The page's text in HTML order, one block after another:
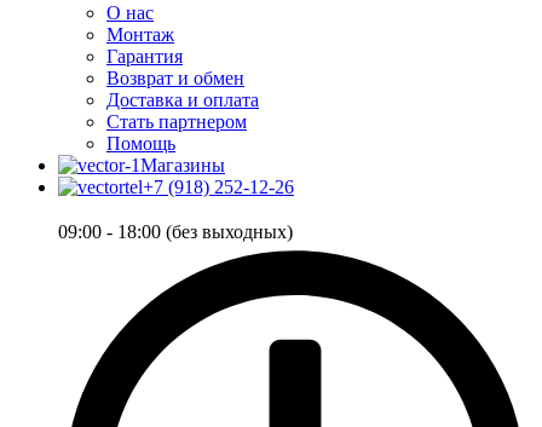
О нас
Монтаж
Гарантия
Возврат и обмен
Доставка и оплата
Стать партнером
Помощь
Магазины
+7 (918) 252-12-26
09:00 - 18:00 (без выходных)